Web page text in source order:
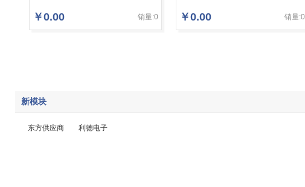
￥0.00 销量:0 ￥0.00 销量:0
新模块
东方供应商 利德电子